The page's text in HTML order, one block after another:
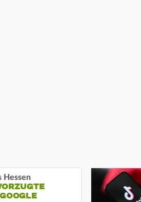
Hessen